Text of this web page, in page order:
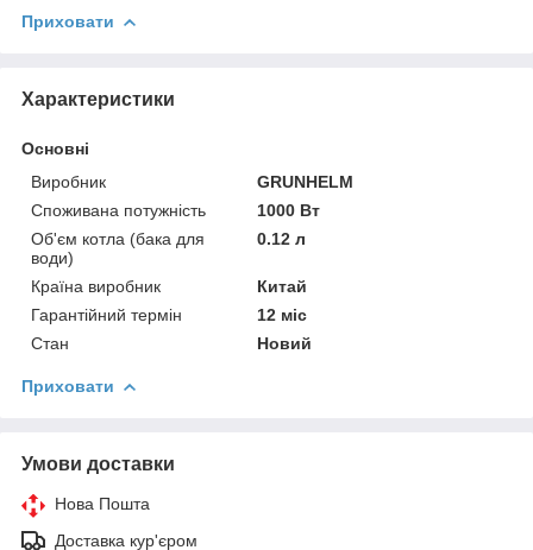
Приховати
Характеристики
Основні
Виробник
GRUNHELM
Споживана потужність
1000 Вт
Об'єм котла (бака для
води)
0.12 л
Країна виробник
Китай
Гарантійний термін
12 міс
Стан
Новий
Приховати
Умови доставки
Нова Пошта
Доставка кур'єром